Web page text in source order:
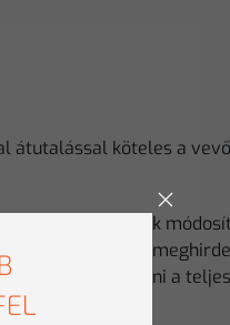
átutalással köteles a
a tanfolyam
kiegyenlíteni a